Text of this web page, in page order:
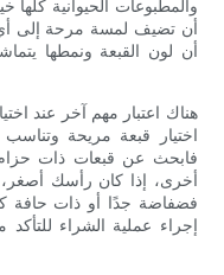
والمطبوعات الحيوانية كلها
أن تضيف لمسة مرحة إلى
أن لون القبعة ونمطها
هناك اعتبار مهم آخر عند
اختيار قبعة مريحة
فابحث عن قبعات ذات حزام
أخرى، إذا كان رأسك
فضفاضة جدًا أو ذات حافة
إجراء عملية الشراء